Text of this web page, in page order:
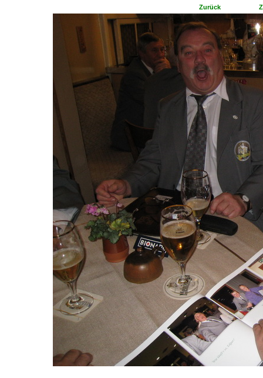
Zurück